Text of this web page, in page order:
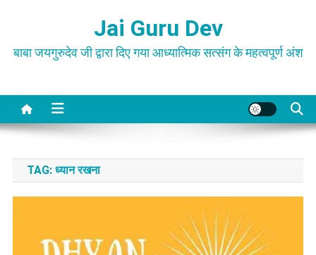
content
Jai Guru Dev
बाबा जयगुरुदेव जी द्वारा दिए गया आध्यात्मिक सत्संग के महत्वपूर्ण अंश
TAG: ध्यान रखना